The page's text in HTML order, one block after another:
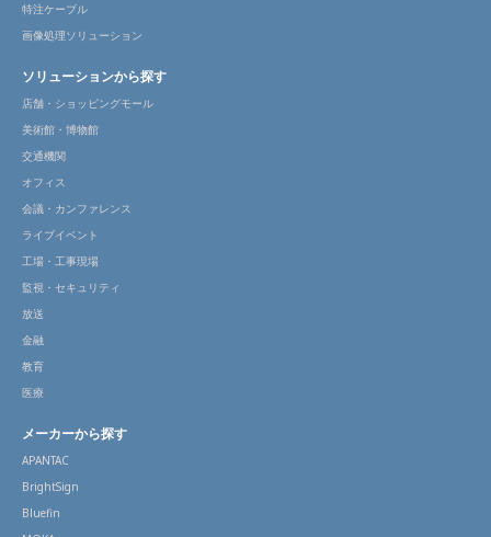
特注ケーブル
画像処理ソリューション
ソリューションから探す
店舗・ショッピングモール
美術館・博物館
交通機関
オフィス
会議・カンファレンス
ライブイベント
工場・工事現場
監視・セキュリティ
放送
金融
教育
医療
メーカーから探す
APANTAC
BrightSign
Bluefin